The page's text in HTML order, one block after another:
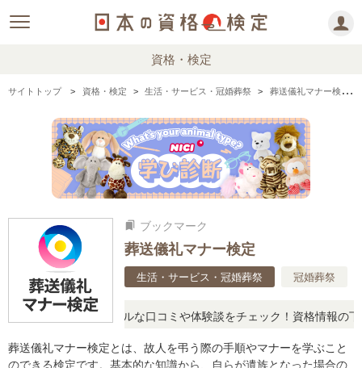
資格・検定
サイトトップ 資格・検定 生活・サービス・冠婚葬祭 葬送儀礼マナー検定の情報まとめ・口コミ・体験談
bookmarks ブックマーク
葬送儀礼マナー検定
生活・サービス・冠婚葬祭 冠婚葬祭
に思ったら、リアルな口コミや体験談をチェック！資格情報の下か
葬送儀礼マナー検定とは、故人を弔う際の手順やマナーを学ぶこと
のできる検定です。基本的な知識から、自らが遺族となった場合の